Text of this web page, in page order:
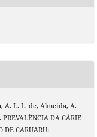
A. L. L. de, Almeida, A.
DA CÁRIE
DE CARUARU: